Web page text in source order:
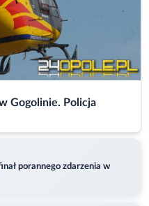
Gogolinie. Policja
porannego zdarzenia w